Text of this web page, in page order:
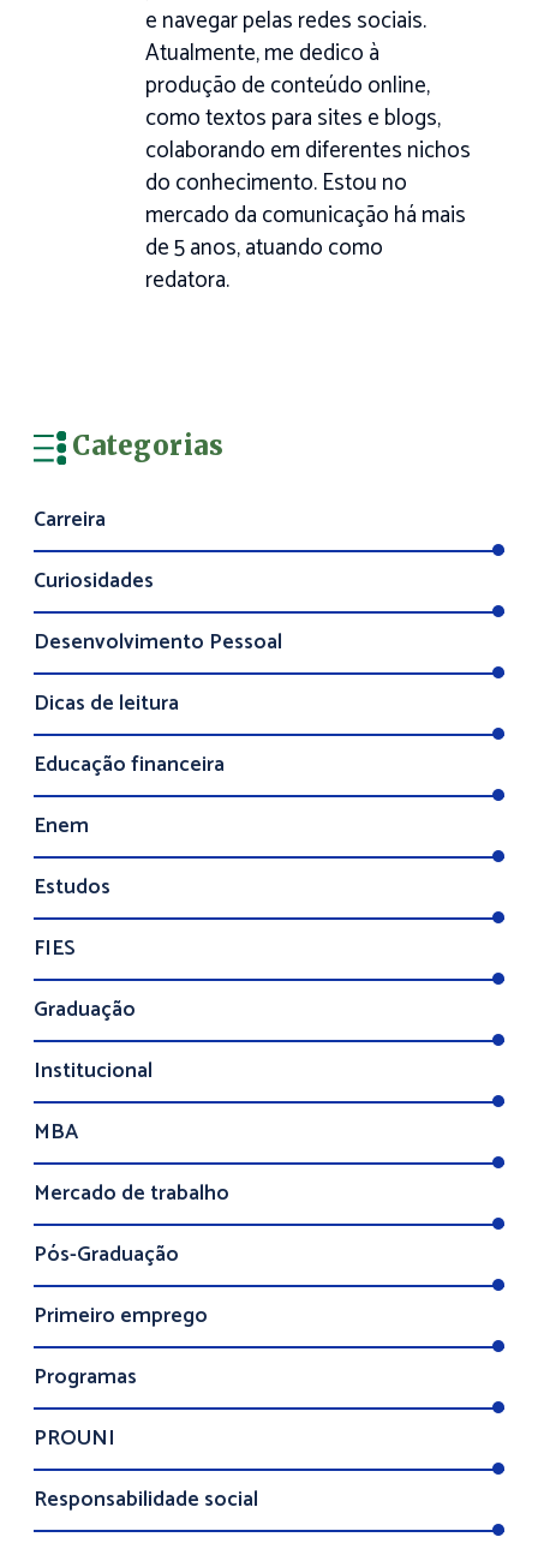
e navegar pelas redes sociais.
Atualmente, me dedico à
produção de conteúdo online,
como textos para sites e blogs,
colaborando em diferentes nichos
do conhecimento. Estou no
mercado da comunicação há mais
de 5 anos, atuando como
redatora.
Categorias
Carreira
Curiosidades
Desenvolvimento Pessoal
Dicas de leitura
Educação financeira
Enem
Estudos
FIES
Graduação
Institucional
MBA
Mercado de trabalho
Pós-Graduação
Primeiro emprego
Programas
PROUNI
Responsabilidade social